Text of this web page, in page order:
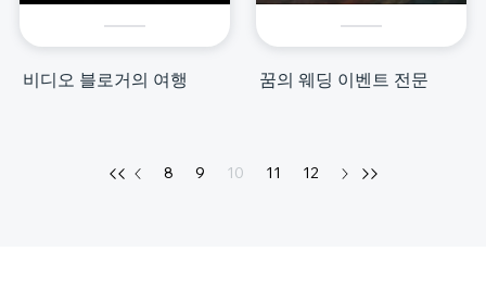
비디오 블로거의 여행 꿈의 웨딩 이벤트 전문
8 9 10 11 12